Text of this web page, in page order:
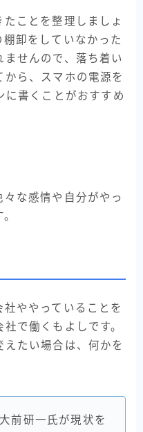
ことを整理しましょ
卸をしていなかった
せんので、落ち着い
ら、スマホの電源を
に書くことがおすすめ
な感情や自分がやっ
ややっていることを
で働くもよしです。
えたい場合は、何かを
前研一氏が現状を